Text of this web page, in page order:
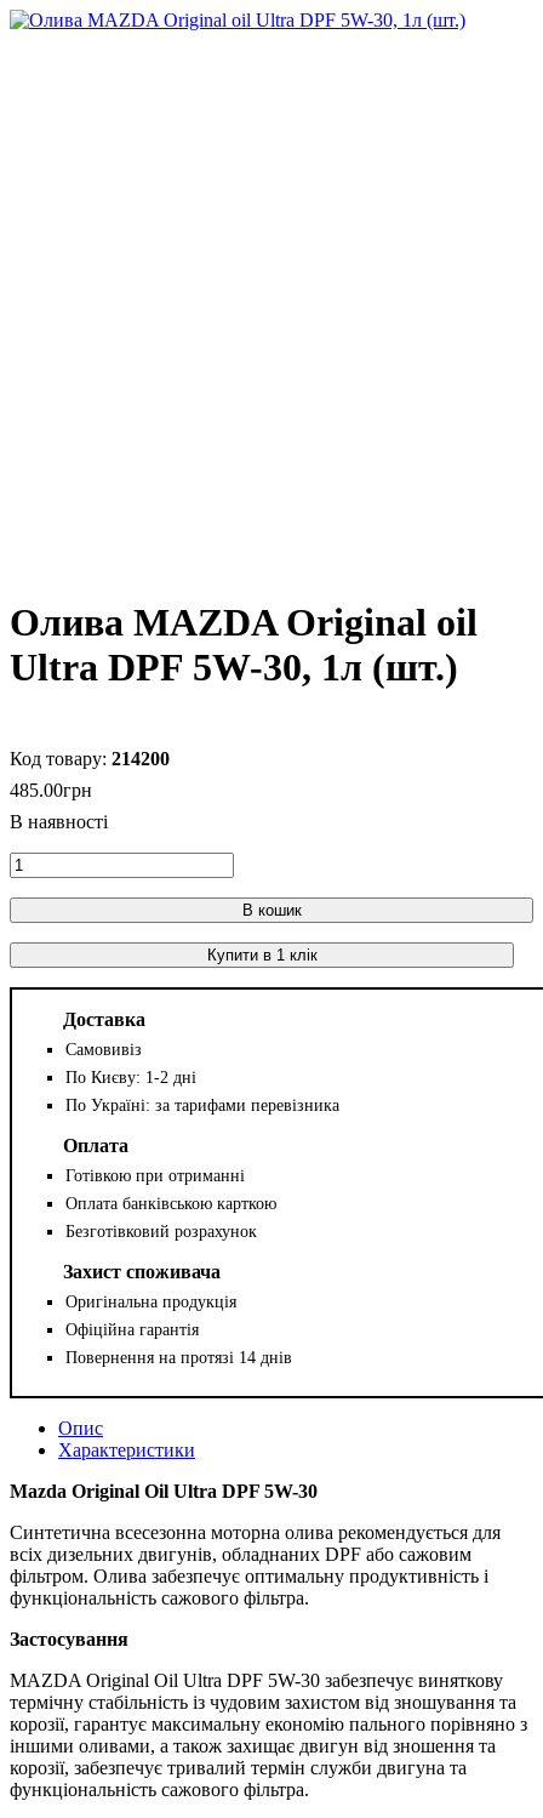
Олива MAZDA Original oil
Ultra DPF 5W-30, 1л (шт.)
214200
485.00грн
В кошик
Купити в 1 клік
Доставка
Самовивіз
По Києву: 1-2 дні
По Україні: за тарифами перевізника
Оплата
Готівкою при отриманні
Оплата банківською карткою
Безготівковий розрахунок
Захист споживача
Оригінальна продукція
Офіційна гарантія
Повернення на протязі 14 днів
Опис
Характеристики
Mazda Original Oil Ultra DPF 5W-30
Синтетична всесезонна моторна олива рекомендується для
всіх дизельних двигунів, обладнаних DPF або сажовим
фільтром. Олива забезпечує оптимальну продуктивність і
функціональність сажового фільтра.
Застосування
MAZDA Original Oil Ultra DPF 5W-30 забезпечує виняткову
термічну стабільність із чудовим захистом від зношування та
корозії, гарантує максимальну економію пального порівняно з
іншими оливами, а також захищає двигун від зношення та
корозії, забезпечує тривалий термін служби двигуна та
функціональність сажового фільтра.